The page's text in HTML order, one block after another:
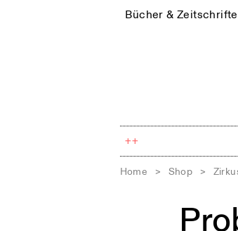
Bücher &
++
Home > Shop >